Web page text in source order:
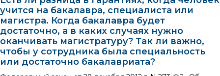
учится на бакалавра, специалиста или
магистра. Когда бакалавра будет
достаточно, а в каких случаях нужно
оканчивать магистратуру? Так ли важно,
чтобы у сотрудника была специальность
или достаточно бакалавриата?